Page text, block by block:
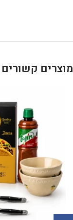
מוצרים קשורים